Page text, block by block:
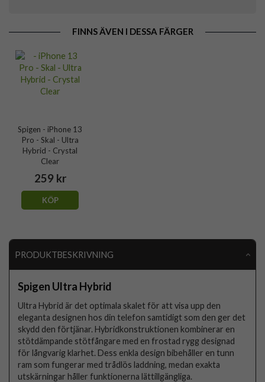
FINNS ÄVEN I DESSA FÄRGER
Spigen - iPhone 13
Pro - Skal - Ultra
Hybrid - Crystal
Clear
259 kr
KÖP
PRODUKTBESKRIVNING
Spigen Ultra Hybrid
Ultra Hybrid är det optimala skalet för att visa upp den
eleganta designen hos din telefon samtidigt som den ger det
skydd den förtjänar. Hybridkonstruktionen kombinerar en
stötdämpande stötfångare med en frostad rygg designad
för långvarig klarhet. Dess enkla design bibehåller en tunn
ram som fungerar med trådlös laddning, medan exakta
utskärningar håller funktionerna lättillgängliga.